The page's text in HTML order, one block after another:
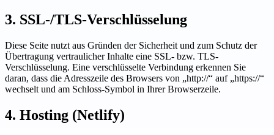
3. SSL-/TLS-Verschlüsselung
Diese Seite nutzt aus Gründen der Sicherheit und zum Schutz der
Übertragung vertraulicher Inhalte eine SSL- bzw. TLS-
Verschlüsselung. Eine verschlüsselte Verbindung erkennen Sie
daran, dass die Adresszeile des Browsers von „http://“ auf „https://“
wechselt und am Schloss-Symbol in Ihrer Browserzeile.
4. Hosting (Netlify)